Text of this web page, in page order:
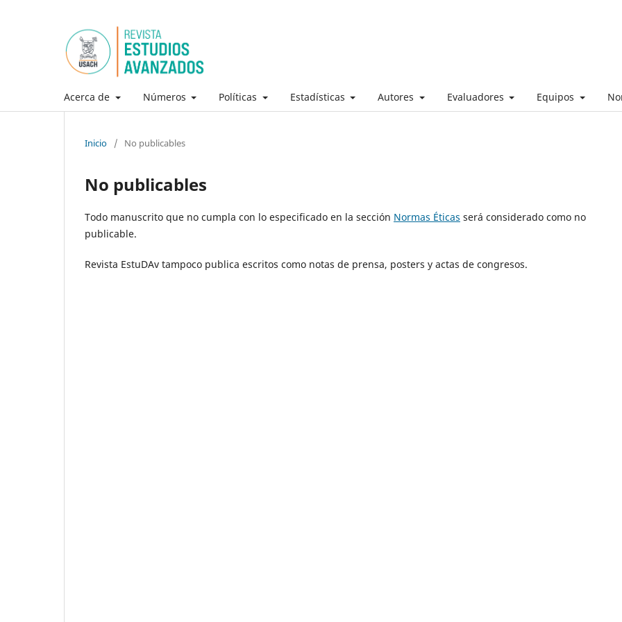
Acerca de Números Políticas Estadísticas Autores Evaluadores Equipos
Inicio / No publicables
No publicables
Todo manuscrito que no cumpla con lo especificado en la sección Normas Éticas será considerado como no
publicable.
Revista EstuDAv tampoco publica escritos como notas de prensa, posters y actas de congresos.